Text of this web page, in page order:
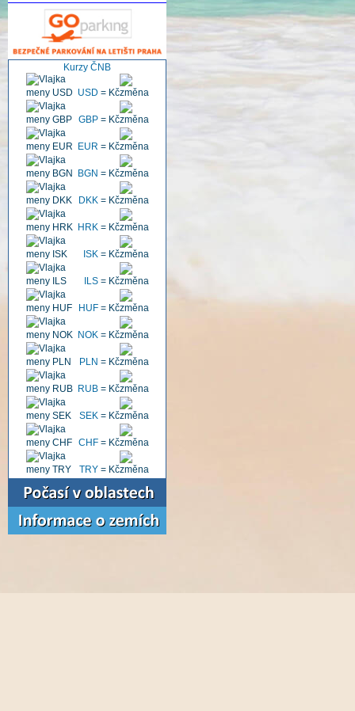
Kurzy ČNB
USD = Kč
GBP= Kč
EUR = Kč
BGN = Kč
DKK= Kč
HRK= Kč
ISK= Kč
ILS= Kč
HUF= Kč
NOK= Kč
PLN = Kč
RUB= Kč
SEK= Kč
CHF= Kč
TRY= Kč